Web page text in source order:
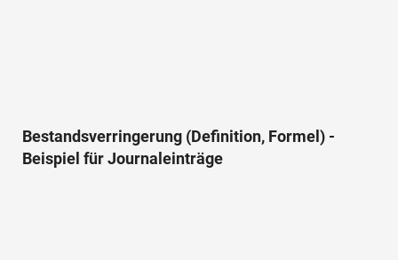
Bestandsverringerung (Definition, Formel) -
Beispiel für Journaleinträge